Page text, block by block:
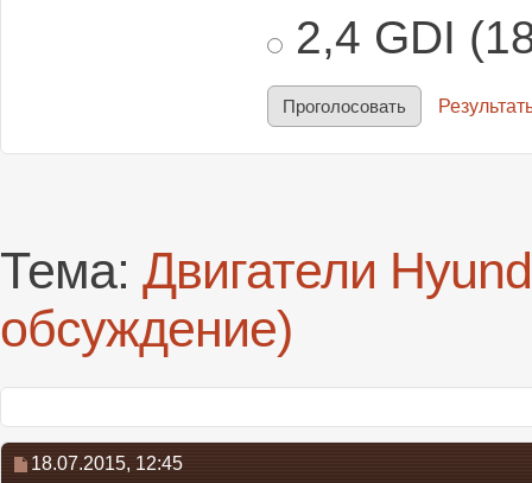
2,4 GDI
Тема: Двигатели
обсуждение)
18.07.2015, 12:45